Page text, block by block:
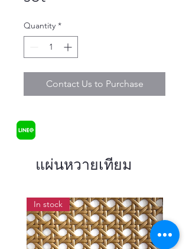
Quantity *
Contact Us to Purchase
แผ่นหวายเทียม
In stock